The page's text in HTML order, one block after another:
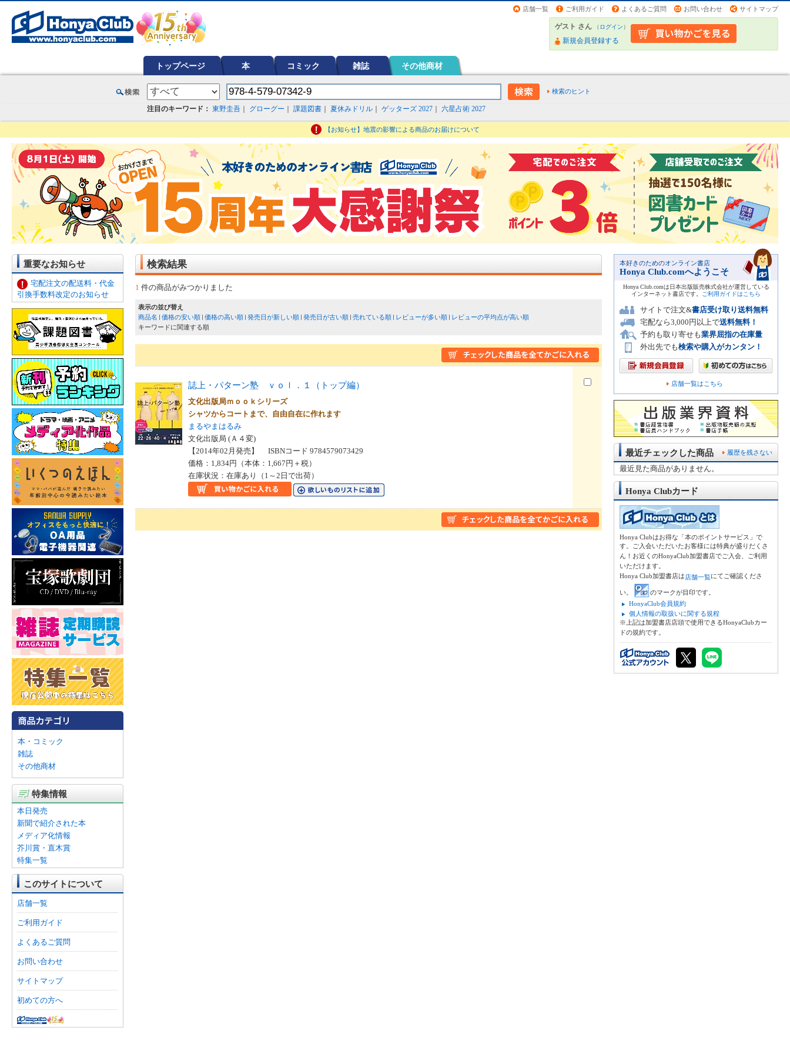
店舗一覧 ご利用ガイド よくあるご質問 お問い合わせ サイトマップ
ゲスト さん （ログイン）
新規会員登録する
トップページ 本 コミック 雑誌 その他商材
検索のヒント
注目のキーワード： 東野圭吾 グローグー 課題図書 夏休みドリル ゲッターズ 2027 六星占術 2027
【お知らせ】地震の影響による商品のお届けについて
重要なお知らせ
宅配注文の配送料・代金
引換手数料改定のお知らせ
本・コミック
雑誌
その他商材
特集情報
本日発売
新聞で紹介された本
メディア化情報
芥川賞・直木賞
特集一覧
このサイトについて
店舗一覧
ご利用ガイド
よくあるご質問
お問い合わせ
サイトマップ
初めての方へ
検索結果
1 件の商品がみつかりました
表示の並び替え
商品名
価格の安い順 価格の高い順 発売日が新しい順 発売日が古い順 売れている順 レビューが多い順
レビューの平均点が高い順
キーワードに関連する順
誌上・パターン塾 ｖｏｌ．１（トップ編）
文化出版局ｍｏｏｋシリーズ
シャツからコートまで、自由自在に作れます
まるやまはるみ
文化出版局 (Ａ４変)
【2014年02月発売】 ISBNコード 9784579073429
価格：1,834円（本体：1,667円＋税）
在庫状況：在庫あり（1～2日で出荷）
本好きのためのオンライン書店
Honya Club.comへようこそ
Honya Club.comは日本出版販売株式会社が運営している
インターネット書店です。
ご利用ガイドはこちら
サイトで注文&書店受け取り送料無料
宅配なら3,000円以上で送料無料！
予約も取り寄せも業界屈指の在庫量
外出先でも検索や購入がカンタン！
店舗一覧はこちら
履歴を残さない
最近チェックした商品
最近見た商品がありません。
Honya Clubカード
Honya Clubはお得な「本のポイントサービス」で
す。ご入会いただいたお客様には特典が盛りだくさ
ん！お近くのHonyaClub加盟書店でご入会、ご利用
いただけます。
Honya Club加盟書店は店舗一覧にてご確認くださ
い。
のマークが目印です。
HonyaClub会員規約
個人情報の取扱いに関する規程
※上記は加盟書店店頭で使用できるHonyaClubカー
ドの規約です。